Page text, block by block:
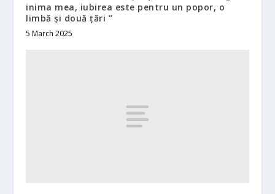
inima mea, iubirea este pentru un popor, o
limbă și două țări ”
5 March 2025